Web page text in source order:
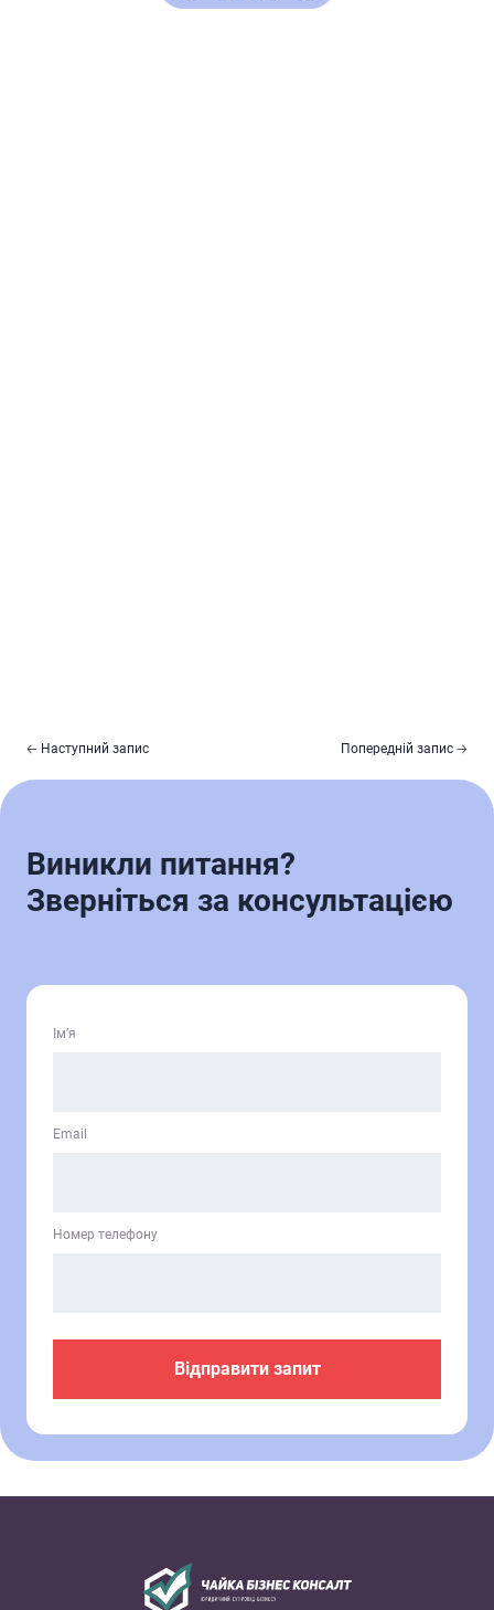
🡠 Наступний запис Попередній запис 🡢
Виникли питання?
Зверніться за консультацією
Ім’я
Email
Номер телефону